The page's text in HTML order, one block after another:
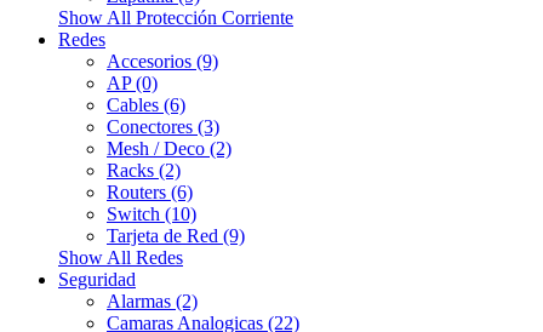
Show All Protección Corriente
Redes
Accesorios (9)
AP (0)
Cables (6)
Conectores (3)
Mesh / Deco (2)
Racks (2)
Routers (6)
Switch (10)
Tarjeta de Red (9)
Show All Redes
Seguridad
Alarmas (2)
Camaras Analogicas (22)